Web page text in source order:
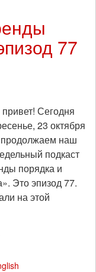
77
Сегодня
23 октября
наш
подкаст
порядка и
Это эпизод 77.
на этой